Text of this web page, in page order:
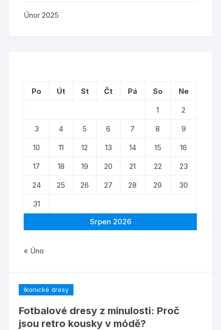
Ikonické dresy
Fotbalové dresy z minulosti: Proč
jsou retro kousky v módě?
Únor 2025
Srpen 2026
Po Út St Čt Pá So
Ne
1
2
3
4 5 6 7 8
9
10
11 12 13 14 15
16
17
18 19 20 21 22
23
24
25 26 27 28 29
30
31
« Úno